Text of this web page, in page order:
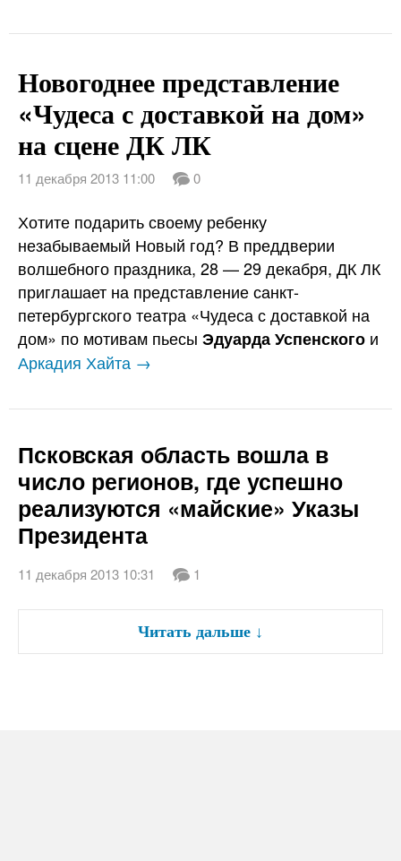
Новогоднее представление
«Чудеса с доставкой на дом»
на сцене ДК ЛК
11 декабря 2013 11:00 0
Хотите подарить своему ребенку
незабываемый Новый год? В преддверии
волшебного праздника, 28 — 29 декабря, ДК ЛК
приглашает на представление санкт-
петербургского театра «Чудеса с доставкой на
дом» по мотивам пьесы Эдуарда Успенского и
Аркадия Хайта →
Псковская область вошла в
число регионов, где успешно
реализуются «майские» Указы
Президента
11 декабря 2013 10:31 1
Читать дальше ↓